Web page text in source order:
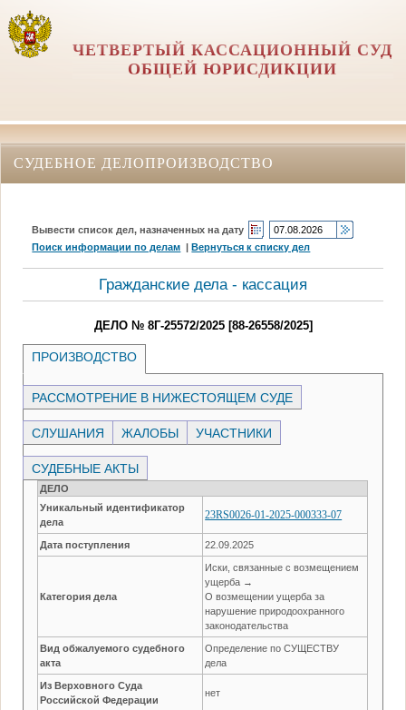
ЧЕТВЕРТЫЙ КАССАЦИОННЫЙ СУД
ОБЩЕЙ ЮРИСДИКЦИИ
СУДЕБНОЕ ДЕЛОПРОИЗВОДСТВО
Вывести список дел, назначенных на дату
Поиск информации по делам |Вернуться к списку дел
Гражданские дела - кассация
ДЕЛО № 8Г-25572/2025 [88-26558/2025]
ПРОИЗВОДСТВО
РАССМОТРЕНИЕ В НИЖЕСТОЯЩЕМ СУДЕ
СЛУШАНИЯ ЖАЛОБЫ УЧАСТНИКИ
СУДЕБНЫЕ АКТЫ
ДЕЛО
Уникальный идентификатор
дела
23RS0026-01-2025-000333-07
Дата поступления 22.09.2025
Категория дела
Иски, связанные с возмещением
ущерба →
О возмещении ущерба за
нарушение природоохранного
законодательства
Вид обжалуемого судебного
акта
Определение по СУЩЕСТВУ
дела
Из Верховного Суда
Российской Федерации
нет